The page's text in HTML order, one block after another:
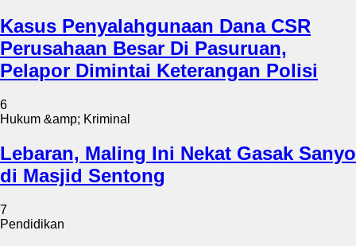
Kasus Penyalahgunaan Dana CSR
Perusahaan Besar Di Pasuruan,
Pelapor Dimintai Keterangan Polisi
6
Hukum &amp; Kriminal
Lebaran, Maling Ini Nekat Gasak Sanyo
di Masjid Sentong
7
Pendidikan